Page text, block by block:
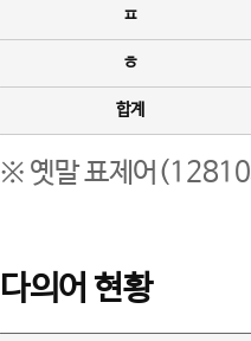
ㅍ
ㅎ
합계
※ 옛말 표제어(12810
다의어 현황